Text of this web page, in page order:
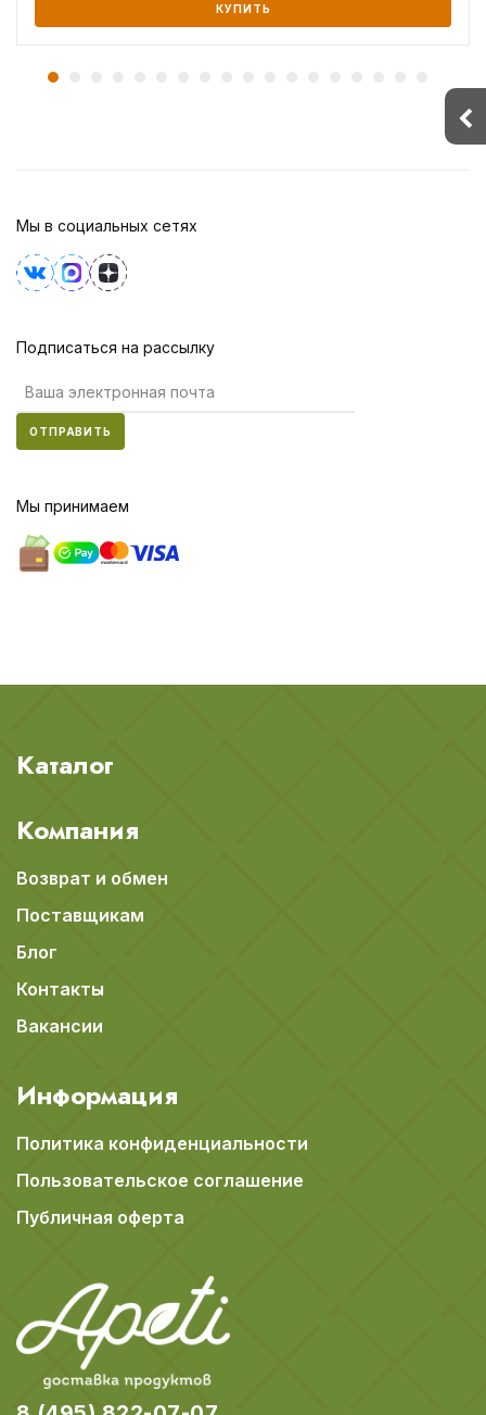
КУПИТЬ
Мы в социальных сетях
Подписаться на рассылку
ОТПРАВИТЬ
Мы принимаем
Каталог
Компания
Возврат и обмен
Поставщикам
Блог
Контакты
Вакансии
Информация
Политика конфиденциальности
Пользовательское соглашение
Публичная оферта